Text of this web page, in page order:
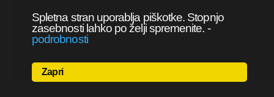
Spletna stran uporablja piškotke. Stopnjo
zasebnosti lahko po želji spremenite. -
podrobnosti
Zapri